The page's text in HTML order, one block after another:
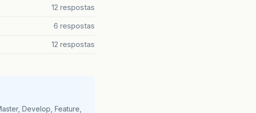
12 respostas
6 respostas
12 respostas
Develop, Feature,